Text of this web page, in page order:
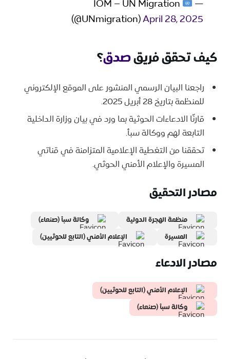
— IOM – UN Migration
(@UNmigration)April 28, 2025
كيف تحقق فريقصدق؟
راجعنا البيان الرسمي المنشور على الموقع الإلكتروني
للمنظمة بتاريخ 28 أبريل 2025.
قارنّا الادعاءات الحوثية بما ورد في بيان وزارة الداخلية
التابعة لهم ووكالة سبأ.
تحققنا من التغطية الإعلامية المتزامنة في قناتي
المسيرة والإعلام الأمني الحوثي.
مصادر التحقيق
منظمة الهجرة الدولية
وكالة سبأ (صنعاء)
المسيرة
الإعلام الأمني (التابع للحوثيين)
مصادر الادعاء
الإعلام الأمني (التابع للحوثيين)
وكالة سبأ (صنعاء)